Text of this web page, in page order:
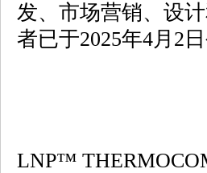
发、市场营销、设
者已于2025年4月2日
LNP™